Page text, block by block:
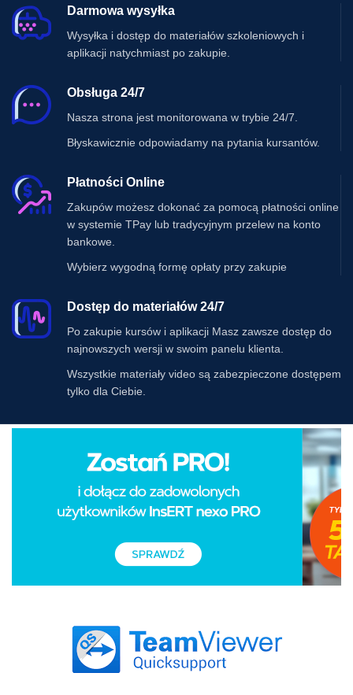
Darmowa wysyłka
Wysyłka i dostęp do materiałów szkoleniowych i
aplikacji natychmiast po zakupie.
Obsługa 24/7
Nasza strona jest monitorowana w trybie 24/7.
Błyskawicznie odpowiadamy na pytania kursantów.
Płatności Online
Zakupów możesz dokonać za pomocą płatności online
w systemie TPay lub tradycyjnym przelew na konto
bankowe.
Wybierz wygodną formę opłaty przy zakupie
Dostęp do materiałów 24/7
Po zakupie kursów i aplikacji Masz zawsze dostęp do
najnowszych wersji w swoim panelu klienta.
Wszystkie materiały video są zabezpieczone dostępem
tylko dla Ciebie.